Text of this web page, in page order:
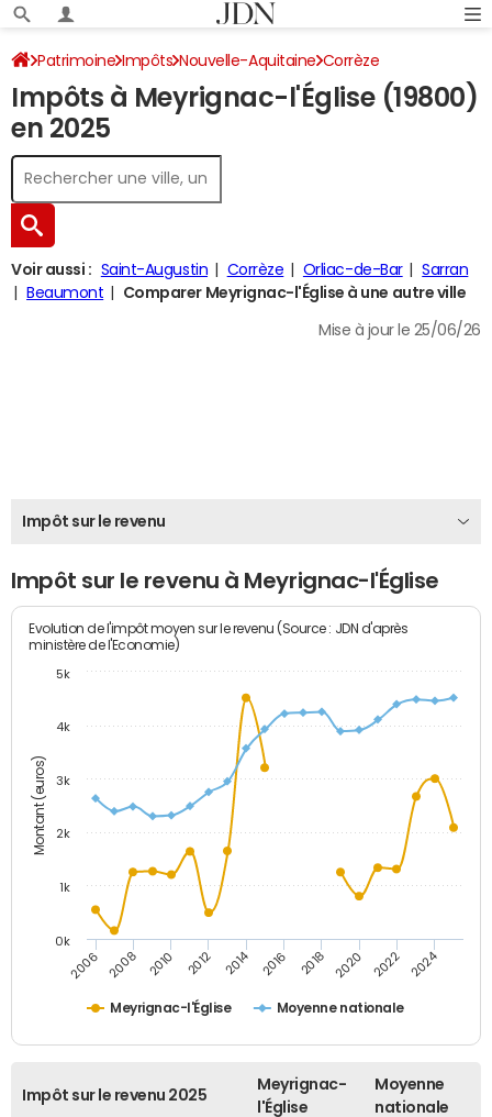
Patrimoine Impôts Nouvelle-Aquitaine Corrèze
Meyrignac-l'Église Impôt sur le revenu
Impôts à Meyrignac-l'Église (19800)
en 2025
Voir aussi : Saint-Augustin Corrèze Orliac-de-Bar
Sarran
Beaumont
Comparer Meyrignac-l'Église à une autre ville
Mise à jour le 25/06/26
Impôt sur le revenu
Impôt sur le revenu à Meyrignac-l'Église
Montant (euros)
Evolution de l'impôt moyen sur le revenu (Source : JDN d'après
ministère de l'Economie)
Meyrignac-l'Église Moyenne nationale
2006 2008 2010 2012 2014 2016 2018 2020 2022 2024
0k
1k
2k
3k
4k
5k
Impôt sur le revenu 2025
Meyrignac-
l'Église
Moyenne
nationale